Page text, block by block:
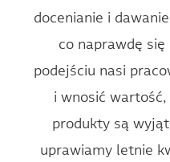
docenianie i
co naprawdę
podejściu nasi
i wnosić wartość,
produkty są
uprawiamy letnie